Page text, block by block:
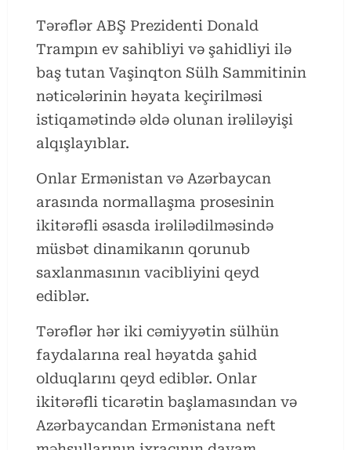
Tərəflər ABŞ Prezidenti Donald
Trampın ev sahibliyi və şahidliyi ilə
baş tutan Vaşinqton Sülh Sammitinin
nəticələrinin həyata keçirilməsi
istiqamətində əldə olunan irəliləyişi
alqışlayıblar.
Onlar Ermənistan və Azərbaycan
arasında normallaşma prosesinin
ikitərəfli əsasda irəlilədilməsində
müsbət dinamikanın qorunub
saxlanmasının vacibliyini qeyd
ediblər.
Tərəflər hər iki cəmiyyətin sülhün
faydalarına real həyatda şahid
olduqlarını qeyd ediblər. Onlar
ikitərəfli ticarətin başlamasından və
Azərbaycandan Ermənistana neft